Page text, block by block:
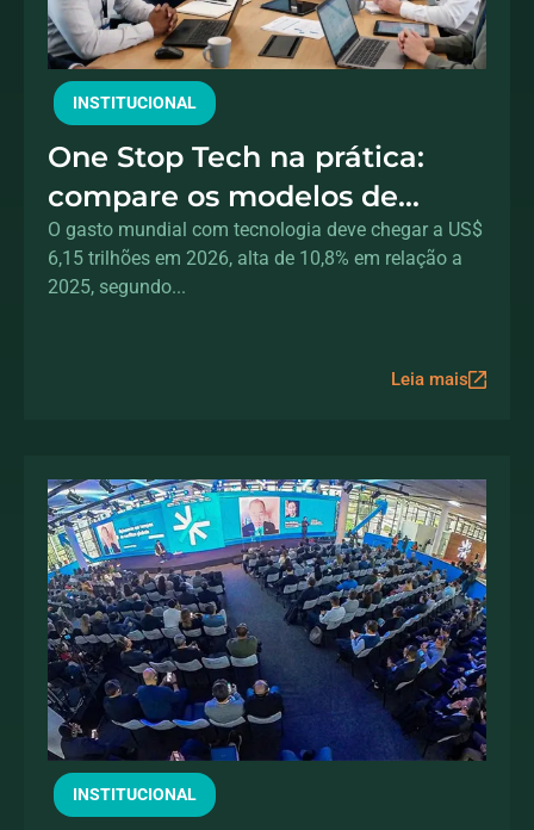
INSTITUCIONAL
One Stop Tech na prática:
compare os modelos de
fornecedores de TI e saiba
quando escolher cada um
O gasto mundial com tecnologia deve chegar a US$
6,15 trilhões em 2026, alta de 10,8% em relação a
2025, segundo...
Leia mais
INSTITUCIONAL